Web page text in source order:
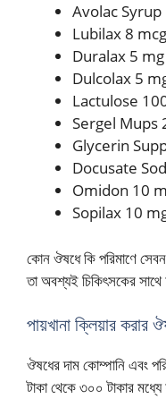
Avolac
Lubilax 8 mcg
Duralax 5 mg
Dulcolax 5
Lactulose
Sergel Mups
Glycerin
Docusate
Omidon 10
Sopilax 10
কোন ঔষধে কি পরিমাণে
তা অবশ্যই চিকিৎসকের
পায়খানা ক্লিয়ার করার
ঔষধের দাম কোম্পানি এবং
টাকা থেকে ৩০০ টাকার